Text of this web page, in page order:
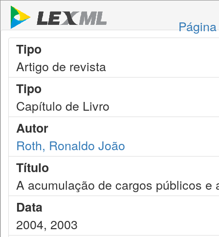
Tipo
Artigo de revista
Tipo
Capítulo de Livro
Autor
Roth, Ronaldo João
Título
A acumulação de cargos públicos e
Data
2004, 2003